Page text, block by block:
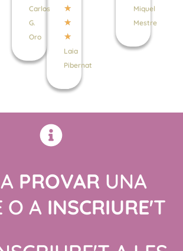
Carlos
G.
Oro
★
★
★
Laia
Pibernat
Miquel
Mestre
PROVAR UNA
O A INSCRIURE'T